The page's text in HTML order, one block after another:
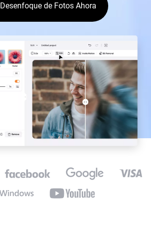
Desenfoque de Fotos Ahora